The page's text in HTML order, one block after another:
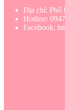
Địa chỉ: Phố
Hotline:
Facebook: